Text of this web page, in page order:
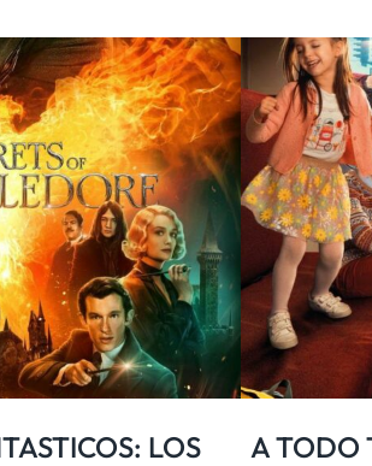
LOS
A TODO